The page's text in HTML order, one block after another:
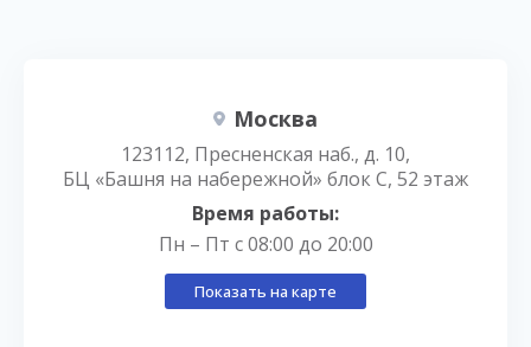
Москва
123112, Пресненская наб., д. 10,
БЦ «Башня на набережной» блок С, 52 этаж
Время работы:
Пн – Пт с 08:00 до 20:00
Показать на карте